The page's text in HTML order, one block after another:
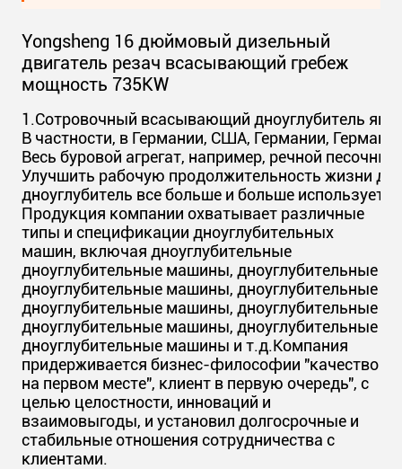
Yongsheng 16 дюймовый дизельный
двигатель резач всасывающий гребеж
мощность 735KW
1.Сотровочный всасывающий дноуглубитель
В частности, в Германии, США, Германии,
Весь буровой агрегат, например, речной
Улучшить рабочую продолжительность жизни
дноуглубитель все больше и больше
Продукция компании охватывает различные
типы и спецификации дноуглубительных
машин, включая дноуглубительные
дноуглубительные машины, дноуглубительные
дноуглубительные машины, дноуглубительные
дноуглубительные машины, дноуглубительные
дноуглубительные машины, дноуглубительные
дноуглубительные машины и т.д.Компания
придерживается бизнес-философии "качество
на первом месте", клиент в первую очередь", с
целью целостности, инноваций и
взаимовыгоды, и установил долгосрочные и
стабильные отношения сотрудничества с
клиентами.